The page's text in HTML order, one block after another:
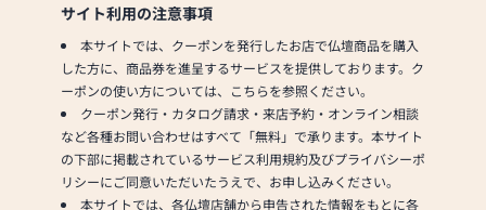
店日・氏名・連絡
⑥お客様へのアルコ
ール消毒液による手
指消毒のお願い
⑦手洗い場の共有手
拭きタオルの撤去
⑧テーブル・ボール
ペンのアルコール消
サイト利用の注意事項
本サイトでは、クーポンを発行したお店で仏壇商品を購入
した方に、商品券を進呈するサービスを提供しております。ク
ーポンの使い方については、こちらを参照ください。
クーポン発行・カタログ請求・来店予約・オンライン相談
など各種お問い合わせはすべて「無料」で承ります。本サイト
の下部に掲載されているサービス利用規約及びプライバシーポ
リシーにご同意いただいたうえで、お申し込みください。
本サイトでは、各仏壇店舗から申告された情報をもとに各